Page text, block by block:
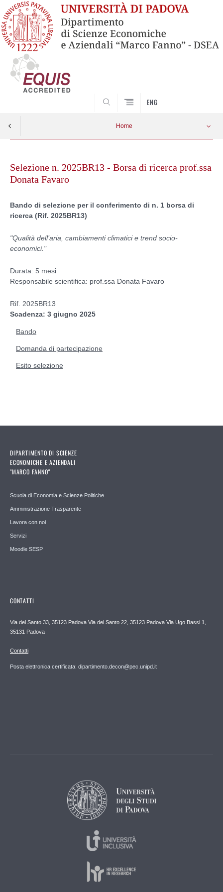
ENG
Home
contentSelezione n. 2025BR13 - Borsa di ricerca prof.ssa
Donata Favaro
Bando di selezione per il conferimento di n. 1 borsa di
ricerca (Rif. 2025BR13)
"Qualità dell’aria, cambiamenti climatici e trend socio-
economici. "
Durata: 5 mesi
Responsabile scientifica: prof.ssa Donata Favaro
Rif. 2025BR13
Scadenza: 3 giugno 2025
Bando
Domanda di partecipazione
Esito selezione
DIPARTIMENTO DI SCIENZE
ECONOMICHE E AZIENDALI
"MARCO FANNO"
Scuola di Economia e Scienze Politiche
Amministrazione Trasparente
Lavora con noi
Servizi
Moodle SESP
CONTATTI
Via del Santo 33, 35123 Padova Via del Santo 22, 35123 Padova Via Ugo Bassi 1,
35131 Padova
Contatti
Posta elettronica certificata: dipartimento.decon@pec.unipd.it